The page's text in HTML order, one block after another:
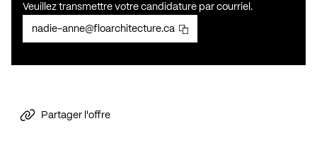
Veuillez transmettre votre candidature par courriel.
nadie-anne@floarchitecture.ca
Partager l'offre